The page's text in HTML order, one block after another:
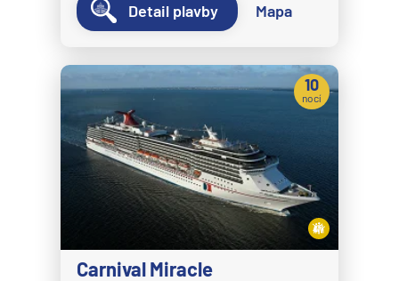
Detail plavby Mapa
Carnival Miracle
10
nocí